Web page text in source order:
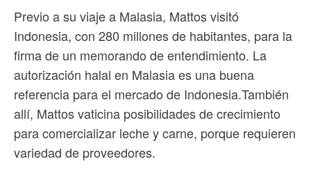
Previo a su viaje a Malasia, Mattos visitó
Indonesia, con 280 millones de habitantes, para la
firma de un memorando de entendimiento. La
autorización halal en Malasia es una buena
referencia para el mercado de Indonesia.También
allí, Mattos vaticina posibilidades de crecimiento
para comercializar leche y carne, porque requieren
variedad de proveedores.